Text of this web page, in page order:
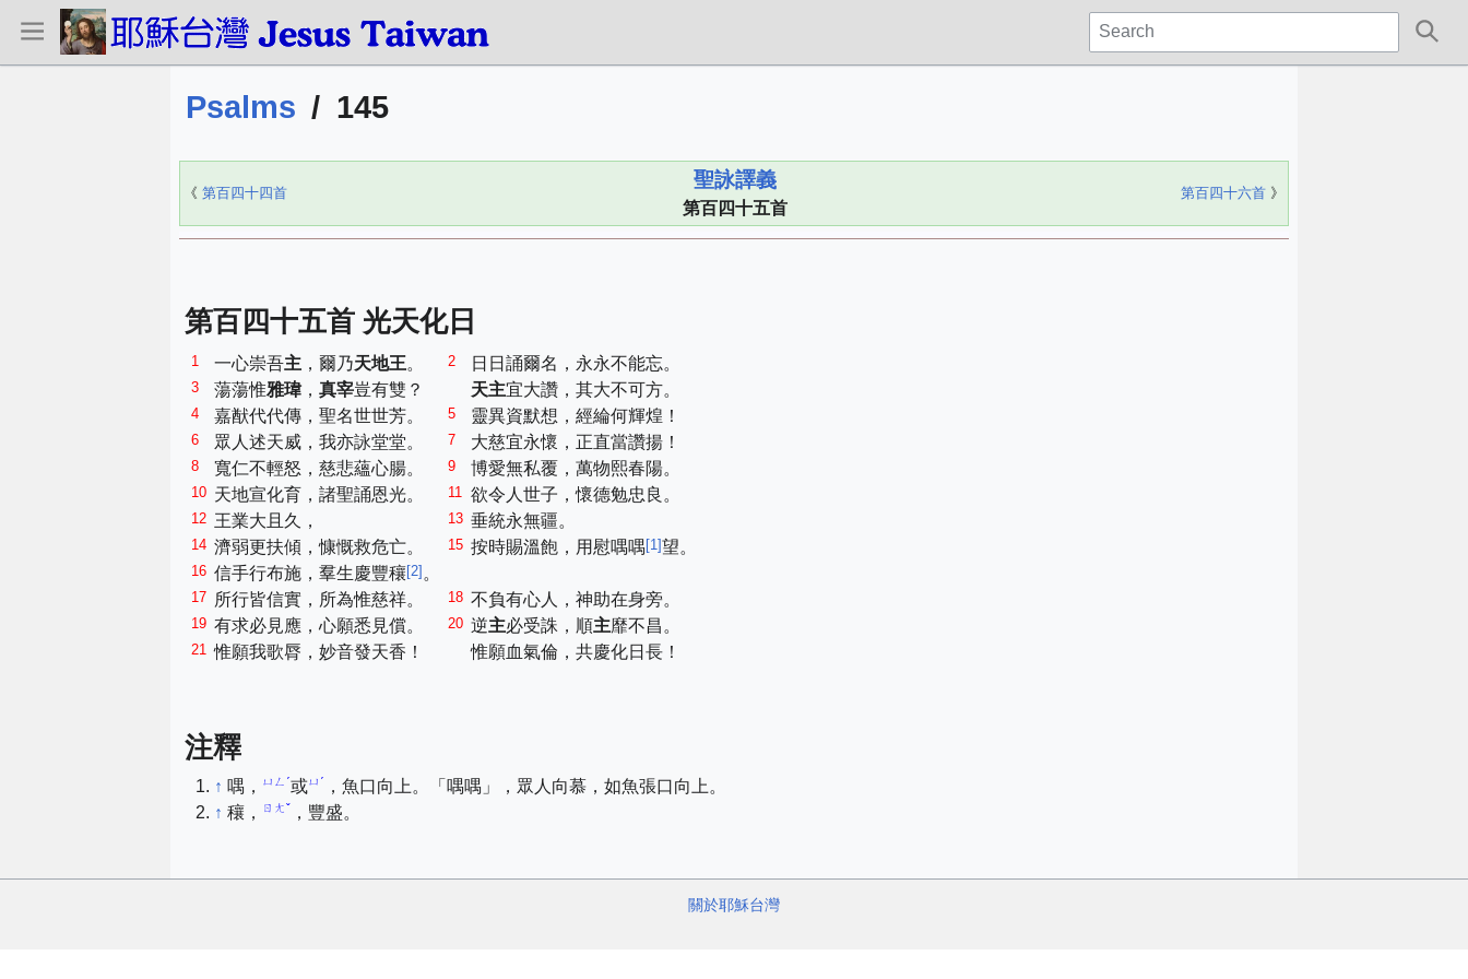
Psalms / 145
《 第百四十四首
聖詠譯義
第百四十五首
第百四十六首 》
第百四十五首 光天化日
1 一心崇吾主 ，爾乃天地王。 2 日日誦爾名，永永不能忘。
3 蕩蕩惟雅瑋，真宰豈有雙？ 天主宜大讚，其大不可方。
4 嘉猷代代傳，聖名世世芳。 5 靈異資默想，經綸何輝煌！
6 眾人述天威，我亦詠堂堂。 7 大慈宜永懷，正直當讚揚！
8 寬仁不輕怒，慈悲蘊心腸。 9 博愛無私覆，萬物熙春陽。
10 天地宣化育，諸聖誦恩光。 11 欲令人世子，懷德勉忠良。
12 王業大且久， 13 垂統永無疆。
14 濟弱更扶傾，慷慨救危亡。 15 按時賜溫飽，用慰喁喁[1]望。
16 信手行布施，羣生慶豐穰[2] 。
17 所行皆信實，所為惟慈祥。 18 不負有心人，神助在身旁。
19 有求必見應，心願悉見償。 20 逆主必受誅，順主靡不昌。
21 惟願我歌脣，妙音發天香！ 惟願血氣倫，共慶化日長！
注釋
↑ 喁， ㄩㄥˊ或ㄩˊ
，魚口向上。「喁喁」，眾人向慕，如魚張口向上。
↑ 穰， ㄖㄤˇ ，豐盛。
關於耶穌台灣